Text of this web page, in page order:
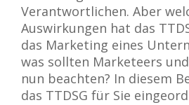
Verantwortlichen. Aber
Auswirkungen hat das
das Marketing eines
was sollten Marketeers
nun beachten? In diesem
das TTDSG für Sie